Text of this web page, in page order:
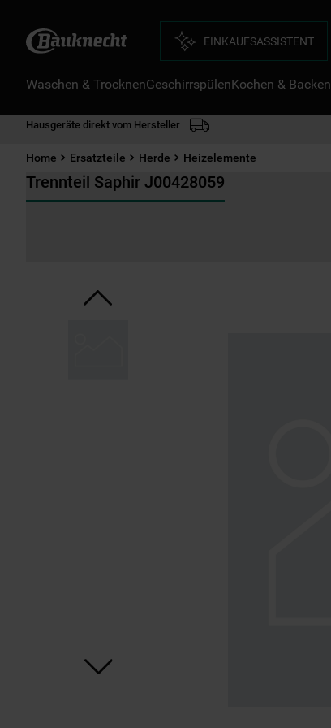
EINKAUFSASSISTENT
Waschen & TrocknenGeschirrspülenKochen & Backen
Hausgeräte direkt vom Hersteller
Home Ersatzteile Herde Heizelemente
Trennteil Saphir J00428059